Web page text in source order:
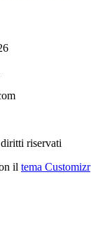
riservati
il tema Customizr